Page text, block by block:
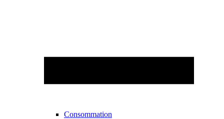
Consommation